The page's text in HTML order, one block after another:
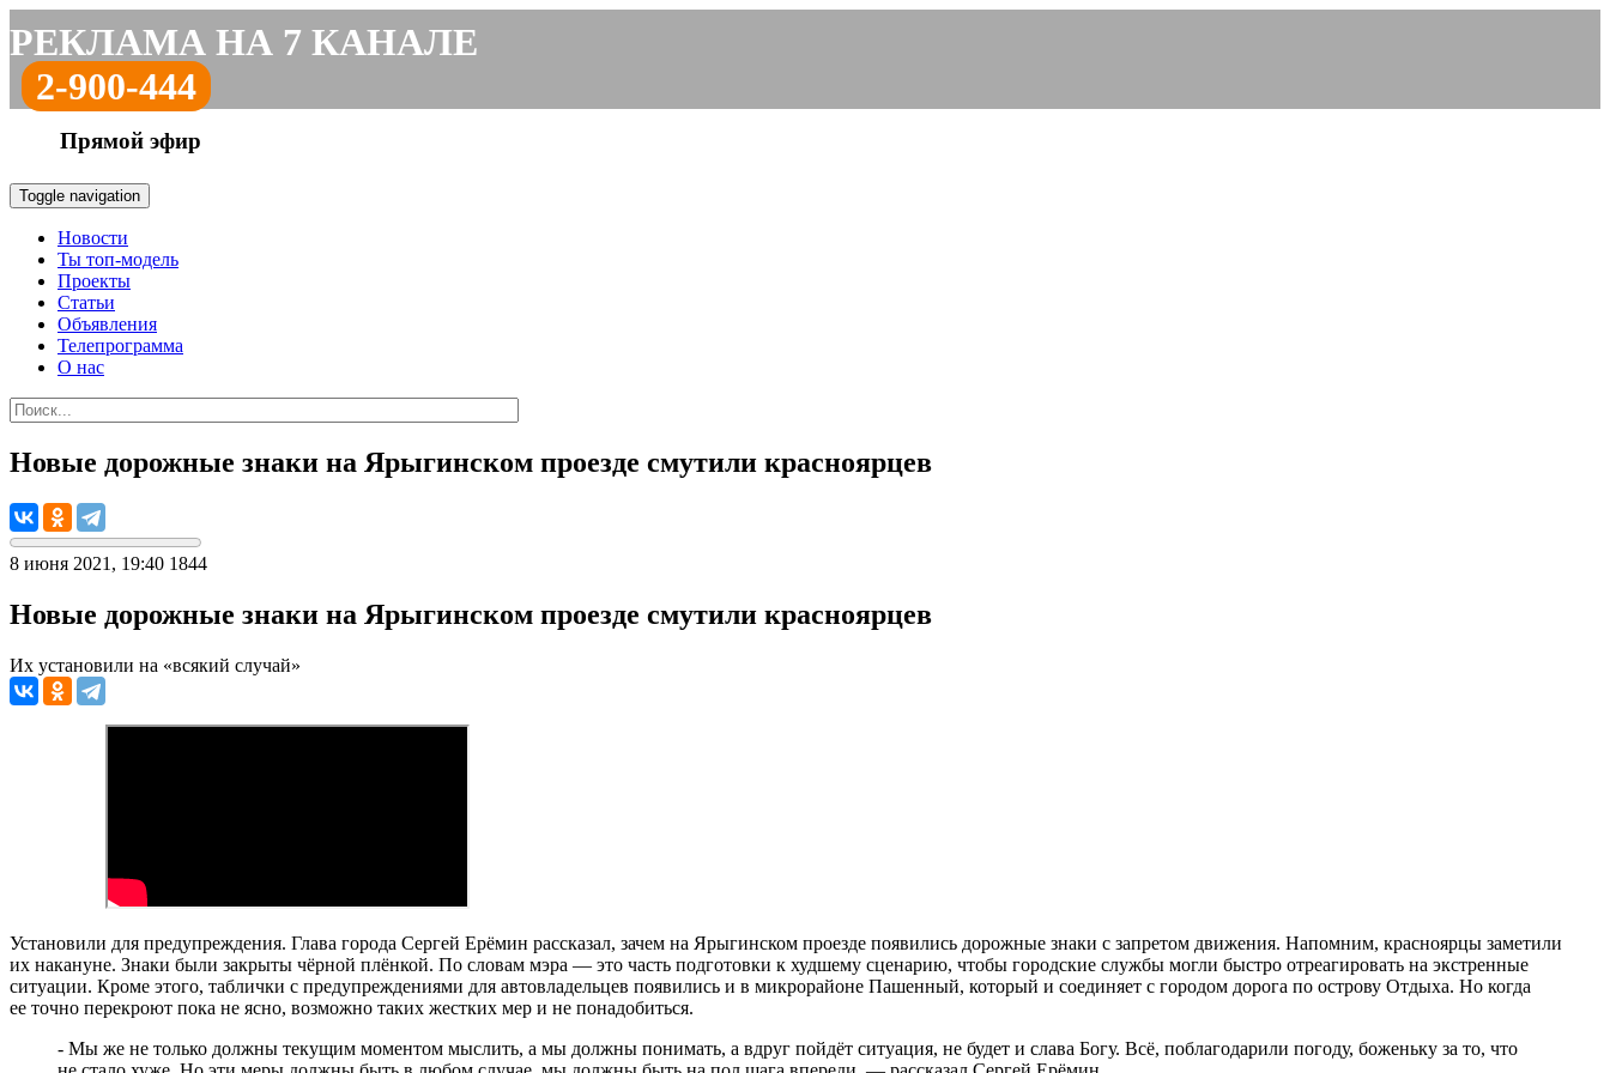
РЕКЛАМА НА 7 КАНАЛЕ
2-900-444
Прямой эфир
Toggle navigation
Новости
Ты топ-модель
Проекты
Статьи
Объявления
Телепрограмма
О нас
Новые дорожные знаки на Ярыгинском проезде смутили красноярцев
8 июня 2021, 19:40 1844
Новые дорожные знаки на Ярыгинском проезде смутили красноярцев
Их установили на «всякий случай»
Установили для предупреждения. Глава города Сергей Ерёмин рассказал, зачем на Ярыгинском проезде появились дорожные знаки с запретом движения. Напомним, красноярцы заметили
их накануне. Знаки были закрыты чёрной плёнкой. По словам мэра — это часть подготовки к худшему сценарию, чтобы городские службы могли быстро отреагировать на экстренные
ситуации. Кроме этого, таблички с предупреждениями для автовладельцев появились и в микрорайоне Пашенный, который и соединяет с городом дорога по острову Отдыха. Но когда
ее точно перекроют пока не ясно, возможно таких жестких мер и не понадобиться.
- Мы же не только должны текущим моментом мыслить, а мы должны понимать, а вдруг пойдёт ситуация, не будет и слава Богу. Всё, поблагодарили погоду, боженьку за то, что